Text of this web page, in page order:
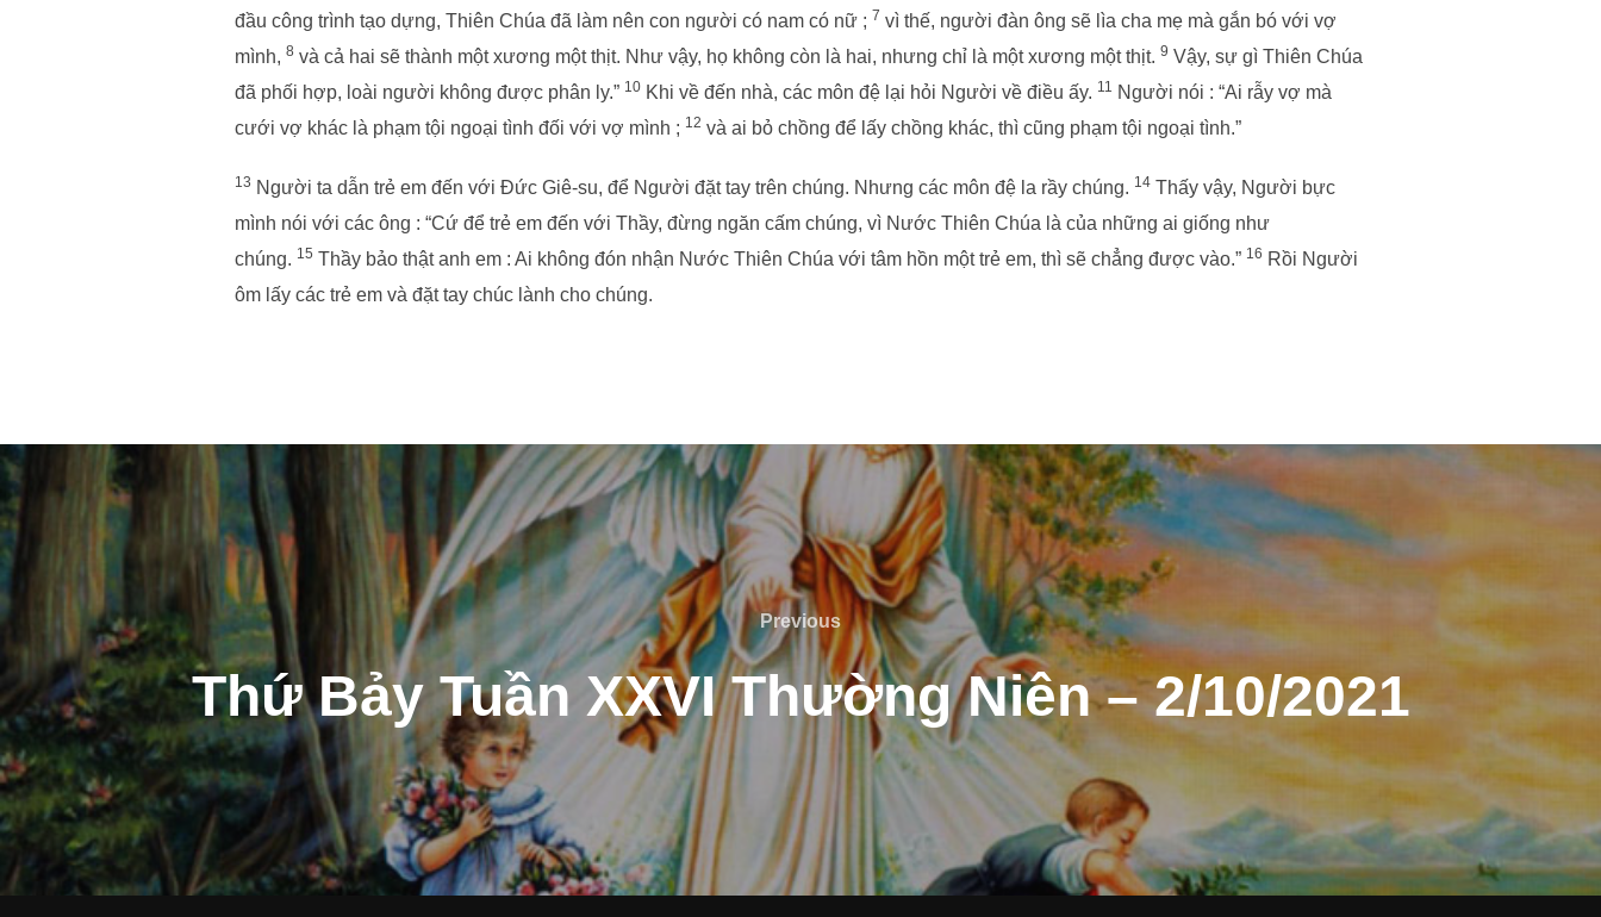
đầu công trình tạo dựng, Thiên Chúa đã làm nên con người có nam có nữ ; 7 vì thế, người đàn ông sẽ lìa cha mẹ mà gắn bó với vợ
mình, 8 và cả hai sẽ thành một xương một thịt. Như vậy, họ không còn là hai, nhưng chỉ là một xương một thịt. 9 Vậy, sự gì Thiên Chúa
đã phối hợp, loài người không được phân ly.” 10 Khi về đến nhà, các môn đệ lại hỏi Người về điều ấy. 11 Người nói : “Ai rẫy vợ mà
cưới vợ khác là phạm tội ngoại tình đối với vợ mình ; 12 và ai bỏ chồng để lấy chồng khác, thì cũng phạm tội ngoại tình.”
13 Người ta dẫn trẻ em đến với Đức Giê-su, để Người đặt tay trên chúng. Nhưng các môn đệ la rầy chúng. 14 Thấy vậy, Người bực
mình nói với các ông : “Cứ để trẻ em đến với Thầy, đừng ngăn cấm chúng, vì Nước Thiên Chúa là của những ai giống như
chúng. 15 Thầy bảo thật anh em : Ai không đón nhận Nước Thiên Chúa với tâm hồn một trẻ em, thì sẽ chẳng được vào.” 16 Rồi Người
ôm lấy các trẻ em và đặt tay chúc lành cho chúng.
Post
navigation
Previous
Previous
Thứ Bảy Tuần XXVI Thường Niên – 2/10/2021